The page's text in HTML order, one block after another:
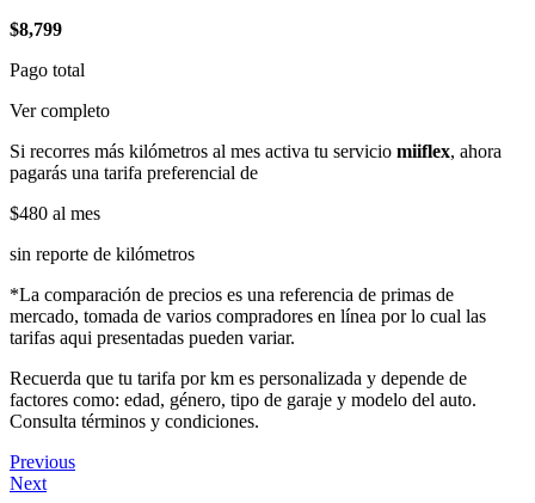
$8,799
Pago total
Ver completo
Si recorres más kilómetros al mes activa tu servicio miiflex, ahora
pagarás una tarifa preferencial de
$480 al mes
sin reporte de kilómetros
*La comparación de precios es una referencia de primas de
mercado, tomada de varios compradores en línea por lo cual las
tarifas aqui presentadas pueden variar.
Recuerda que tu tarifa por km es personalizada y depende de
factores como: edad, género, tipo de garaje y modelo del auto.
Consulta términos y condiciones.
Previous
Next